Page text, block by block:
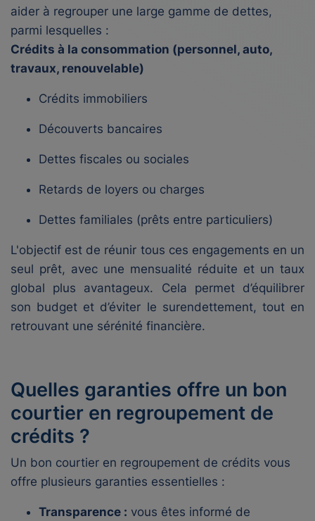
aider à regrouper une large gamme de dettes,
parmi lesquelles :
Crédits à la consommation (personnel, auto,
travaux, renouvelable)
Crédits immobiliers
Découverts bancaires
Dettes fiscales ou sociales
Retards de loyers ou charges
Dettes familiales (prêts entre particuliers)
L'objectif est de réunir tous ces engagements en un
seul prêt, avec une mensualité réduite et un taux
global plus avantageux. Cela permet d’équilibrer
son budget et d’éviter le surendettement, tout en
retrouvant une sérénité financière.
Quelles garanties offre un bon
courtier en regroupement de
crédits ?
Un bon courtier en regroupement de crédits vous
offre plusieurs garanties essentielles :
Transparence : vous êtes informé de